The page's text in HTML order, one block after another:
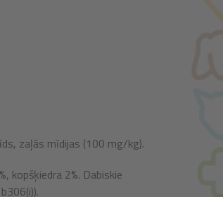
zaļās mīdijas (100 mg/kg).
kopšķiedra 2%. Dabiskie